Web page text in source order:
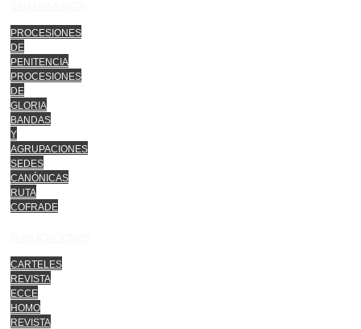
PROCESIONES
DE
PENITENCIA
PROCESIONES
DE
GLORIA
BANDAS
Y
AGRUPACIONES
SEDES
CANÓNICAS
RUTA
COFRADE
CARTELES
REVISTA
ECCE
HOMO
REVISTA